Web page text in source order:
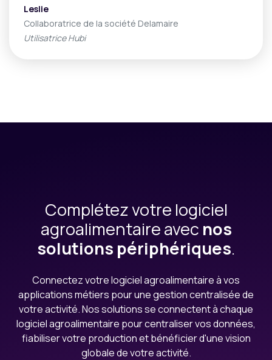
Leslie
Collaboratrice de la société Delamaire
Utilisatrice Hubi
Complétez votre logiciel
agroalimentaire avec nos
solutions périphériques.
Connectez votre logiciel agroalimentaire à vos
applications métiers pour une gestion centralisée de
votre activité. Nos solutions se connectent à chaque
logiciel agroalimentaire pour centraliser vos données,
fiabiliser votre production et bénéficier d'une vision
globale de votre activité.